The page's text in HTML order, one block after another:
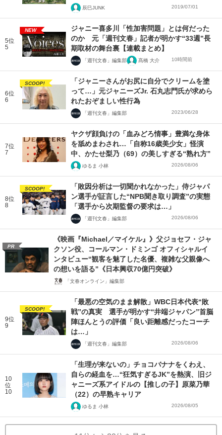
辰巳JUNK 2019/07/01
5位
5
NEW
ジャニー喜多川「性加害問題」とは何だった
のか 元「週刊文春」記者が明かす“33週”長
期取材の舞台裏【連載まとめ】
「週刊文春」編集部 髙橋 大介 10時間前
6位
6
SCOOP!
「ジャニーさんがお尻に自分でクリームを塗
って…」元ジャニーズJr. 石丸志門氏が求めら
れたおぞましい性行為
「週刊文春」編集部 2023/06/28
7位
7
ヤクザ顔負けの「血みどろ情事」豊満な身体
を舐めまわされ…「自称16歳美少女」怪演
中、かたせ梨乃（69）の美しすぎる“熟れ方”
ゆるま 小林 2026/08/06
8位
8
SCOOP!
「敗因分析は一切聞かれなかった」侍ジャパ
ン選手が証言した“NPB聞き取り調査”の実態
「選手から次期監督の要求は…」
「週刊文春」編集部 2026/08/06
PR
《映画『Michael／マイケル』》父ジョセフ・ジャ
クソン役、コールマン・ドミンゴ オフィシャルイ
ンタビュー“観客を魅了した名優、複雑な父親像へ
の想いを語る”《日本興収70億円突破》
「文春オンライン」編集部
9位
9
SCOOP!
「最悪の空気のまま解散」WBC日本代表“敗
戦”の真実 選手が明かす“井端ジャパン”首脳
陣ほんとうの評価「良い距離感だったコーチ
は…」
「週刊文春」編集部 2026/08/06
10
位
10
「生理が来ないの」チョコバナナをくわえ、
自らの経血を…“狂気すぎるJK”を熱演、旧ジ
ャニーズ系アイドルの【推しの子】原菜乃華
（22）の早熟キャリア
ゆるま 小林 2026/08/05